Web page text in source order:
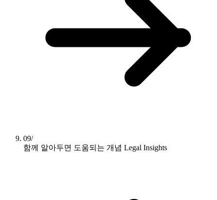
09/
함께 알아두면 도움되는 개념 Legal Insights